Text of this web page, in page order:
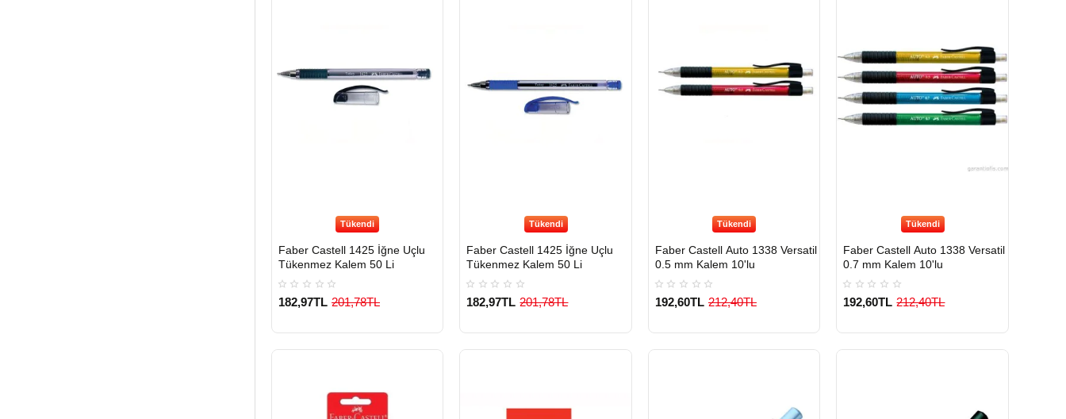
Tükendi
Faber Castell 1425 İğne Uçlu
Tükenmez Kalem 50 Li
182,97TL 201,78TL
Tükendi
Faber Castell 1425 İğne Uçlu
Tükenmez Kalem 50 Li
182,97TL 201,78TL
Tükendi
Faber Castell Auto 1338 Versatil
0.5 mm Kalem 10'lu
192,60TL 212,40TL
Tükendi
Faber Castell Auto 1338 Versatil
0.7 mm Kalem 10'lu
192,60TL 212,40TL